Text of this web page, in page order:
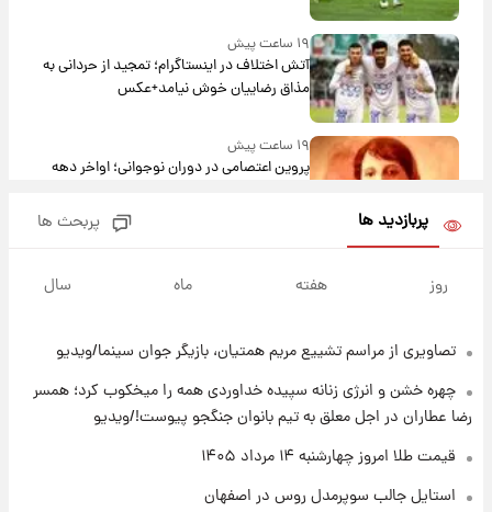
۱۹ ساعت پیش
آتش اختلاف در اینستاگرام؛ تمجید از حردانی به
مذاق رضاییان خوش نیامد+عکس
۱۹ ساعت پیش
پروین اعتصامی در دوران نوجوانی؛ اواخر دهه
هسته‌ای در آسمان ظاهر شد
۲۰ ساعت پیش
کرد
۲۲ ساعت پیش
۱۴۰۵/ نرخ‌ها ثابت ماند؟ +جدول
پربازدید ها پربحث ها
روز هفته ماه سال
تصاویری از مراسم تشییع مریم همتیان، بازیگر جوان سینما/ویدیو
چهره خشن و انرژی زنانه سپیده خداوردی همه را میخکوب کرد؛ همسر
رضا عطاران در اجل معلق به تیم بانوان جنگجو پیوست!/ویدیو
قیمت طلا امروز چهارشنبه ۱۴ مرداد ۱۴۰۵
استایل جالب سوپرمدل روس در اصفهان